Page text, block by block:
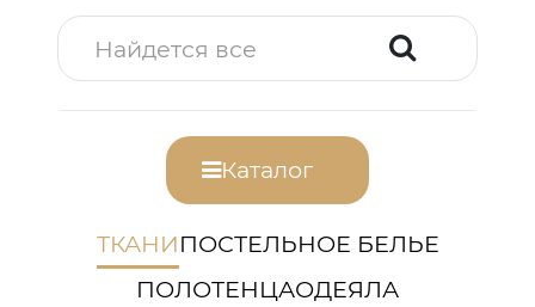
Каталог
ТКАНИПОСТЕЛЬНОЕ БЕЛЬЕ
ПОЛОТЕНЦАОДЕЯЛА